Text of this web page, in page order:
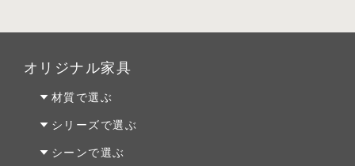
オリジナル家具
材質で選ぶ
オーク材
パイン材
シリーズで選ぶ
Penny Wise(ペニーワイズ)
シーンで選ぶ